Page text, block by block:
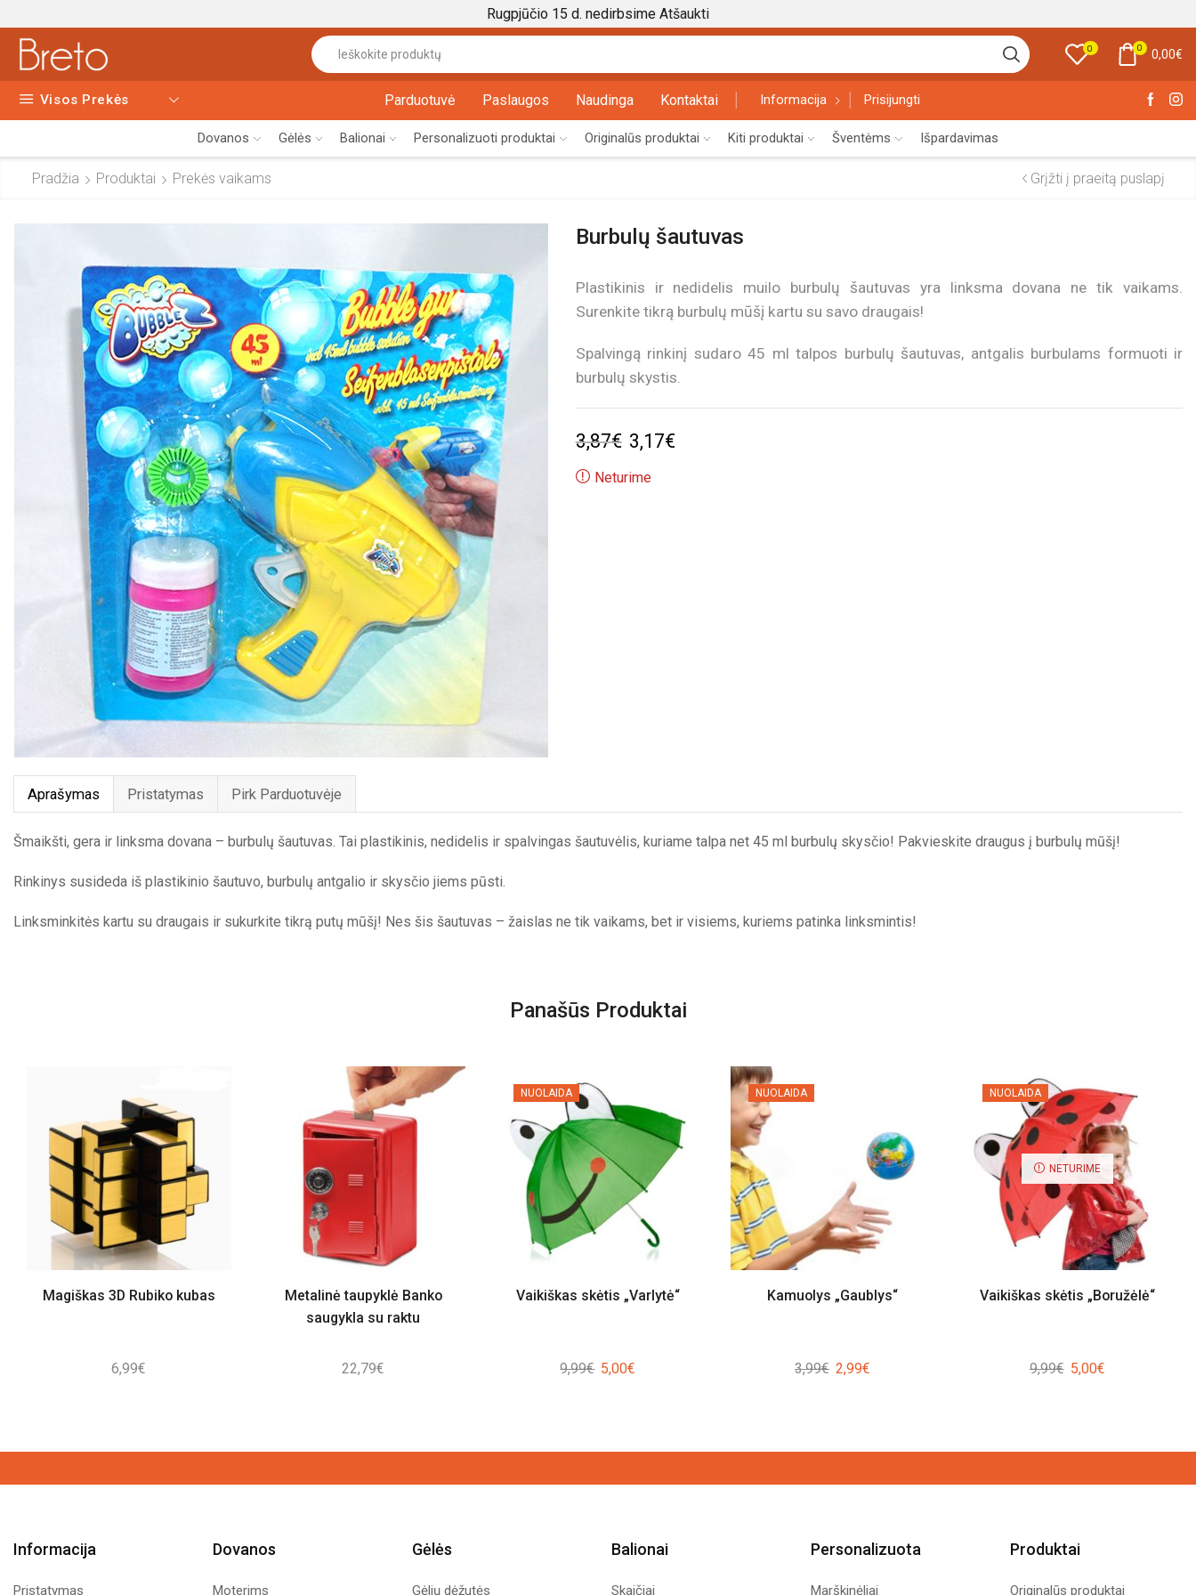
Rugpjūčio 15 d. nedirbsime Atšaukti
input
0 0 0,00€
Visos Prekės Parduotuvė Paslaugos Naudinga Kontaktai Informacija Prisijungti
Dovanos Gėlės Balionai Personalizuoti produktai Originalūs produktai Kiti produktai Šventėms Išpardavimas
Pradžia Produktai Prekės vaikams Grįžti į praeitą puslapį
Burbulų šautuvas
Plastikinis ir nedidelis muilo burbulų šautuvas yra linksma dovana ne tik vaikams.
Surenkite tikrą burbulų mūšį kartu su savo draugais!
Spalvingą rinkinį sudaro 45 ml talpos burbulų šautuvas, antgalis burbulams formuoti ir
burbulų skystis.
3,87€ Original
price
3,17€Current
Neturime
Aprašymas Pristatymas Pirk Parduotuvėje
Šmaikšti, gera ir linksma dovana – burbulų šautuvas. Tai plastikinis, nedidelis ir spalvingas šautuvėlis, kuriame talpa net 45 ml burbulų skysčio! Pakvieskite draugus į burbulų mūšį!
Rinkinys susideda iš plastikinio šautuvo, burbulų antgalio ir skysčio jiems pūsti.
Linksminkitės kartu su draugais ir sukurkite tikrą putų mūšį! Nes šis šautuvas – žaislas ne tik vaikams, bet ir visiems, kuriems patinka linksmintis!
Panašūs Produktai
Magiškas 3D Rubiko kubas
6,99€
Metalinė taupyklė Banko
saugykla su raktu
22,79€
NUOLAIDA
Vaikiškas skėtis „Varlytė“
9,99€ Original
5,00€
NUOLAIDA
Kamuolys „Gaublys“
3,99€ Original
2,99€
NUOLAIDA
NETURIME
Vaikiškas skėtis „Boružėlė“
9,99€ Original
5,00€Current
Informacija
Pristatymas
Dovanos
Moterims
Gėlės
Gėlių dėžutės
Balionai
Skaičiai
Personalizuota
Marškinėliai
Produktai
Originalūs produktai